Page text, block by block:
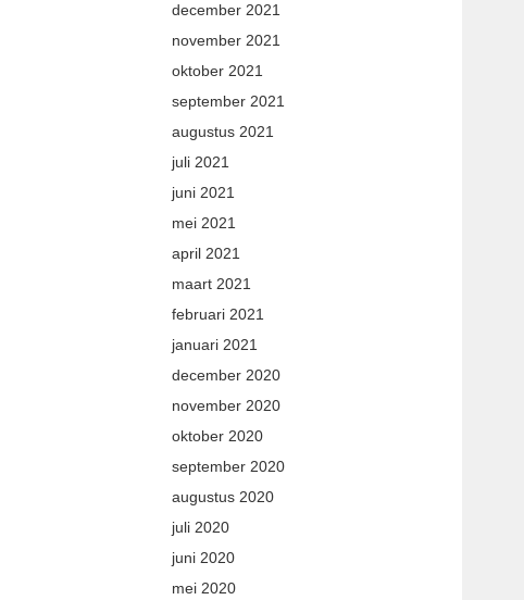
december 2021
november 2021
oktober 2021
september 2021
augustus 2021
juli 2021
juni 2021
mei 2021
april 2021
maart 2021
februari 2021
januari 2021
december 2020
november 2020
oktober 2020
september 2020
augustus 2020
juli 2020
juni 2020
mei 2020